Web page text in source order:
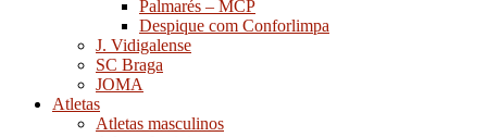
Palmarés – MCP
Despique com Conforlimpa
J. Vidigalense
SC Braga
JOMA
Atletas
Atletas masculinos